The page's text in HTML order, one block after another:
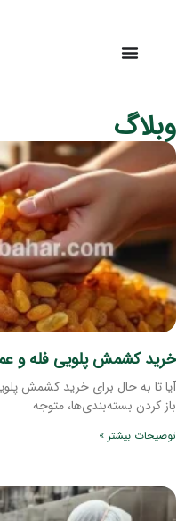
وبلاگ
خرید کشمش پلویی فله و
آیا تا به حال برای خرید کشمش
باز کردن بسته‌بندی‌ها، متوجه
توضیحات بیشتر »